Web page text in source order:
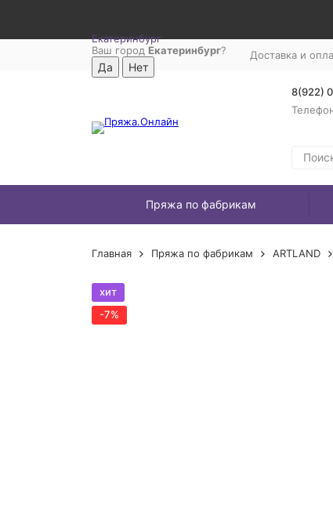
Екатеринбург
Ваш город Екатеринбург? Доставка и
8(922)
Пряжа по фабрикам
Главная Пряжа по фабрикам ARTLAND
хит
-7%